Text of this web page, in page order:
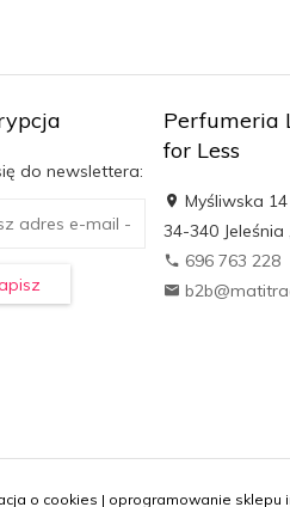
do newslettera:
Perfumeria
for Less
Myśliwska 14
34-340 Jeleśnia
696 763 228
o cookies | oprogramowanie sklepu